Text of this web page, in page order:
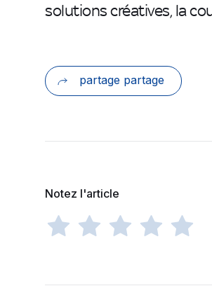
solutions créatives, la
partage partage
Notez l'article